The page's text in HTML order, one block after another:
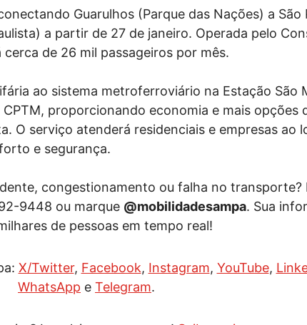
Guarulhos (Parque das Nações) a São
a partir de 27 de janeiro. Operada pelo
de 26 mil passageiros por mês.
ao sistema metroferroviário na Estação São
proporcionando economia e mais opções
O serviço atenderá residenciais e empresas ao
e segurança.
congestionamento ou falha no transporte?
9448 ou marque @mobilidadesampa. Sua
de pessoas em tempo real!
X/Twitter, Facebook, Instagram, YouTube,
WhatsApp e Telegram.